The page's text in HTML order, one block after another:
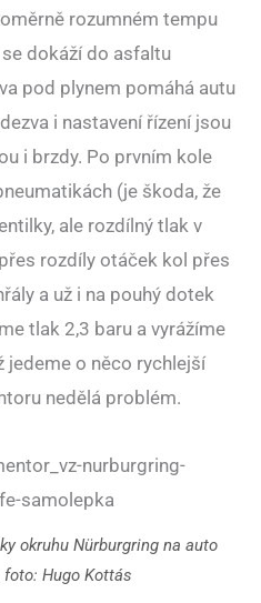
rozumném tempu
dokáží do asfaltu
pod plynem pomáhá autu
i nastavení řízení jsou
i brzdy. Po prvním kole
(je škoda, že
ale rozdílný tlak v
rozdíly otáček kol přes
a už i na pouhý dotek
tlak 2,3 baru a vyrážíme
jedeme o něco rychlejší
nedělá problém.
okruhu Nürburgring na auto
Hugo Kottás